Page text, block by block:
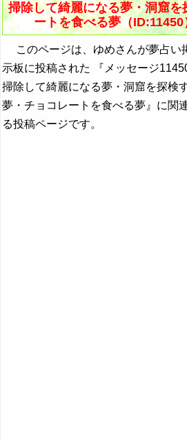
掃除して綺麗になる夢・洞窟
ートを食べる夢（
このページは、ゆめさんが夢占い
示板に投稿された 『メッセージ
掃除して綺麗になる夢・洞窟を探検
夢・チョコレートを食べる夢』に関
る投稿ページです。